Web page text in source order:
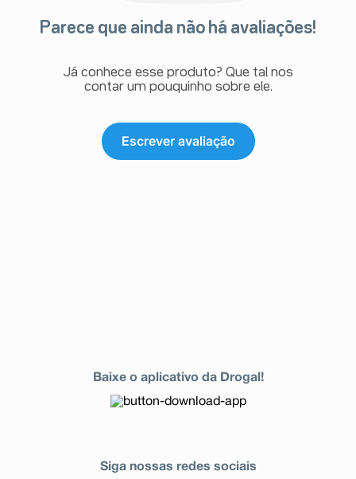
Parece que ainda não há avaliações!
Já conhece esse produto? Que tal nos
contar um pouquinho sobre ele.
Escrever avaliação
Baixe o aplicativo da Drogal!
Siga nossas redes sociais